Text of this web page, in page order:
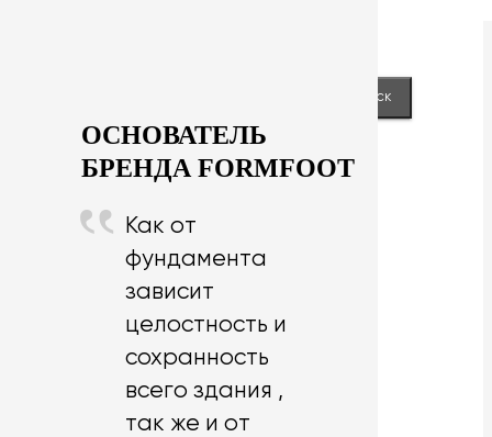
ОСНОВАТЕЛЬ
БРЕНДА FORMFOOT
Как от
фундамента
зависит
целостность и
сохранность
всего здания ,
так же и от